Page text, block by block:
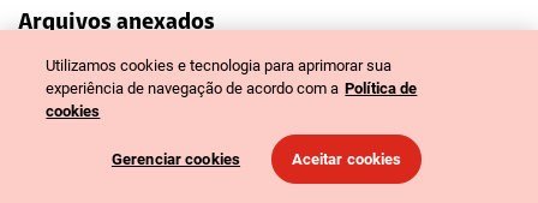
Arquivos anexados
Tuberculose: ontem e hoje
Utilizamos cookies e tecnologia para aprimorar sua
experiência de navegação de acordo com a Política de
cookies
Gerenciar cookies Aceitar cookies